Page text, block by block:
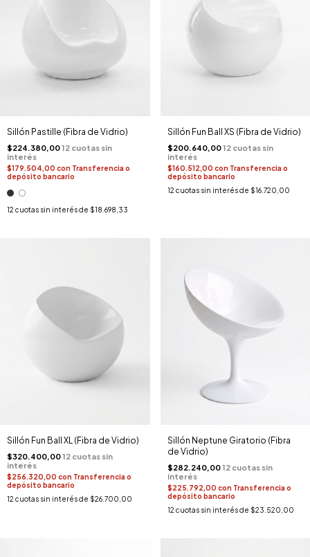
Sillón Pastille (Fibra de Vidrio)
$224.380,00
$179.504,00 con Transferencia o
depósito bancario
12 cuotas sin interés de $18.698,33
Sillón Fun Ball XS (Fibra de Vidrio)
$200.640,00
$160.512,00 con Transferencia o
depósito bancario
12 cuotas sin interés de $16.720,00
Sillón Fun Ball XL (Fibra de Vidrio)
$320.400,00
$256.320,00 con Transferencia o
depósito bancario
12 cuotas sin interés de $26.700,00
Sillón Neptune Giratorio (Fibra
de Vidrio)
$282.240,00
$225.792,00 con Transferencia o
depósito bancario
12 cuotas sin interés de $23.520,00